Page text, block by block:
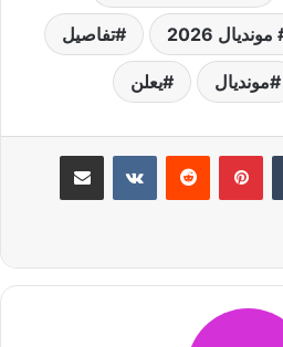
2026 تفاصيل
مونديال يعلن
بينتيريست مشاركة عبر البريد